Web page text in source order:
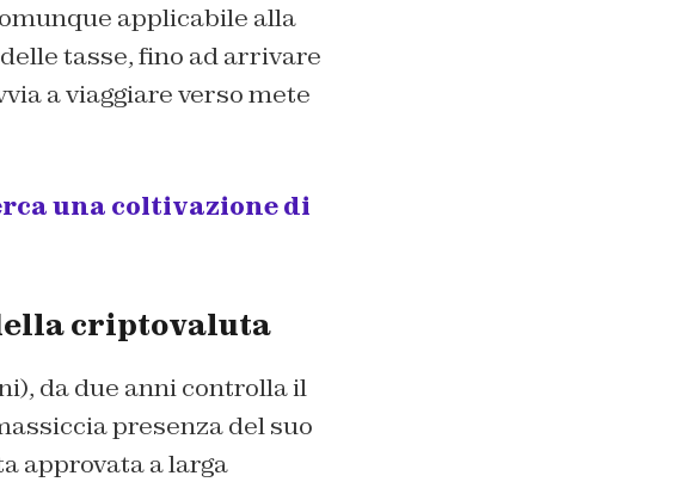
applicabile alla
tasse, fino ad arrivare
a viaggiare verso mete
una coltivazione di
criptovaluta
da due anni controlla il
presenza del suo
approvata a larga